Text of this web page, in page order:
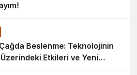
Beslenme: Teknolojinin
Üzerindeki Etkileri ve Yeni